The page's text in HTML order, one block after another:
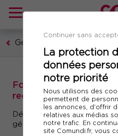
Continuer sans
La protection
données
notre priorité
Nous utilisons des
permettent de
les annonces, d'offrir
relatives aux médias
notre trafic. En
site Comundi.fr, vous
Gestion publique
Formation :
reclassement des
Développez les bons
gérer inaptitudes,